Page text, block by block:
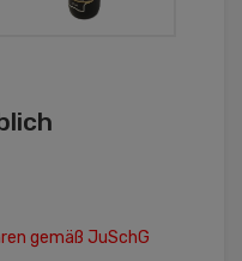
gemäß JuSchG